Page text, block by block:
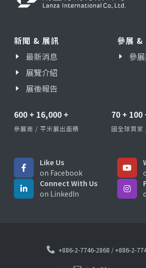
新聞 & 展訊
最新消息
展覽介紹
展後報告
參展 &
參
600 + 16,000 +
參展商 / 平米展出面積
70 + 100
國全球買
Like Us
on Facebook
Connect With Us
on LinkedIn
+886-2-7746-2868 /+886-2-